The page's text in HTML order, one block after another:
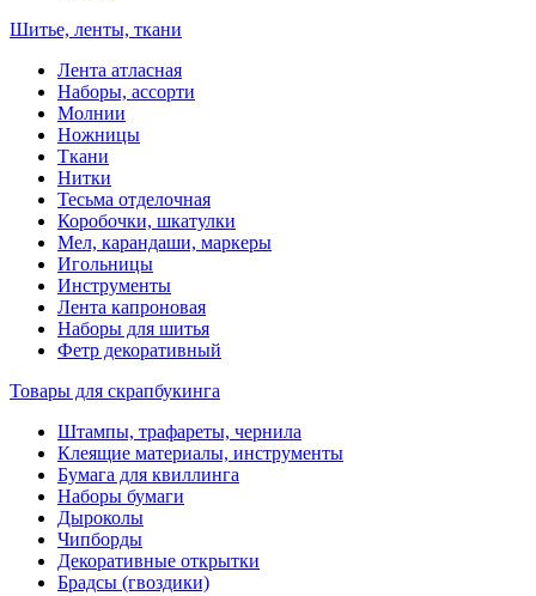
Шитье, ленты, ткани
Лента атласная
Наборы, ассорти
Молнии
Ножницы
Ткани
Нитки
Тесьма отделочная
Коробочки, шкатулки
Мел, карандаши, маркеры
Игольницы
Инструменты
Лента капроновая
Наборы для шитья
Фетр декоративный
Товары для скрапбукинга
Штампы, трафареты, чернила
Клеящие материалы, инструменты
Бумага для квиллинга
Наборы бумаги
Дыроколы
Чипборды
Декоративные открытки
Брадсы (гвоздики)